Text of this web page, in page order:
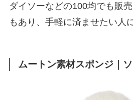
ダイソーなどの100均でも販
もあり、手軽に済ませたい人
ムートン素材スポンジ｜